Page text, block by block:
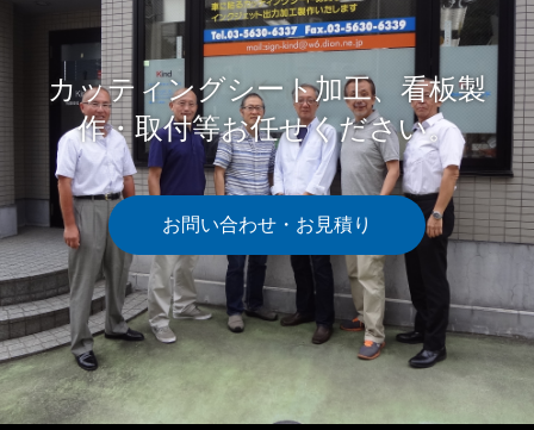
カッティングシート加工、看板製
作・取付等お任せください。
お問い合わせ・お見積り